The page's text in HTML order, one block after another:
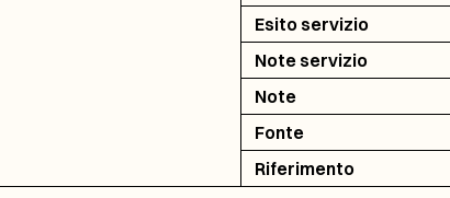
Esito servizio
Note servizio
Note
Fonte
Riferimento